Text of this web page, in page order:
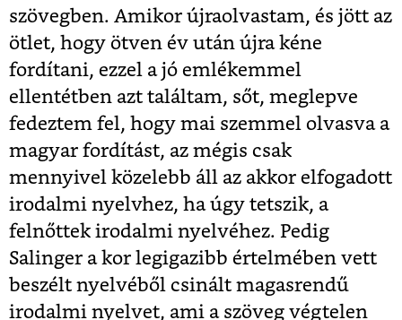
szövegben. Amikor újraolvastam, és jött az
ötlet, hogy ötven év után újra kéne
fordítani, ezzel a jó emlékemmel
ellentétben azt találtam, sőt, meglepve
fedeztem fel, hogy mai szemmel olvasva a
magyar fordítást, az mégis csak
mennyivel közelebb áll az akkor elfogadott
irodalmi nyelvhez, ha úgy tetszik, a
felnőttek irodalmi nyelvéhez. Pedig
Salinger a kor legigazibb értelmében vett
beszélt nyelvéből csinált magasrendű
irodalmi nyelvet, ami a szöveg végtelen